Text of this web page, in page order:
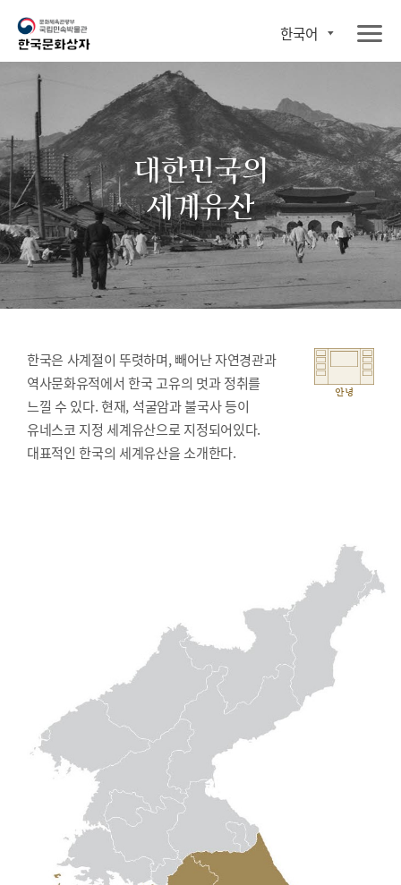
한국어
대한민국의
세계유산
한국은 사계절이 뚜렷하며, 빼어난 자연경관과
역사문화유적에서 한국 고유의 멋과 정취를
느낄 수 있다. 현재, 석굴암과 불국사 등이
유네스코 지정 세계유산으로 지정되어있다.
대표적인 한국의 세계유산을 소개한다.
안녕